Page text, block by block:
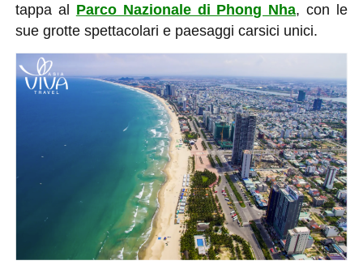
tappa al Parco Nazionale di Phong Nha, con le
sue grotte spettacolari e paesaggi carsici unici.